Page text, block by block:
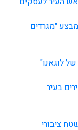
"מגרדים
לוגאנו"
בעיר
ציבורי